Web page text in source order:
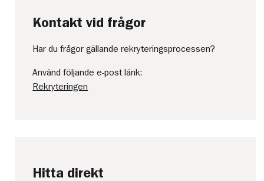
Kontakt vid frågor
Har du frågor gällande rekryteringsprocessen?
Använd följande e-post länk:
Rekryteringen
Hitta direkt